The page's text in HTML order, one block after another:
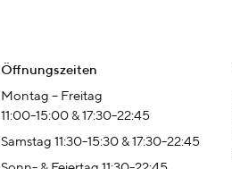
Öffnungszeiten
Montag – Freitag
11:00-15:00 & 17:30-22:45
Samstag 11:30-15:30 & 17:30-22:45